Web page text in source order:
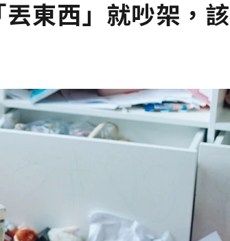
丟東西」就吵架，